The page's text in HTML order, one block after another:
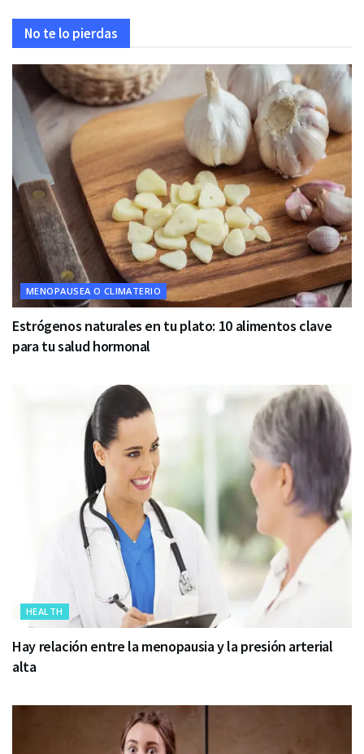
No te lo pierdas
MENOPAUSEA O CLIMATERIO
Estrógenos naturales en tu plato: 10 alimentos clave
para tu salud hormonal
HEALTH
Hay relación entre la menopausia y la presión arterial
alta